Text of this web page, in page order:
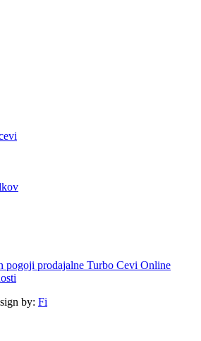
pogoji prodajalne Turbo Cevi Online
by: Fi